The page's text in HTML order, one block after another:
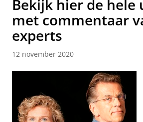
Bekijk hier de hele
met commentaar
experts
12 november 2020